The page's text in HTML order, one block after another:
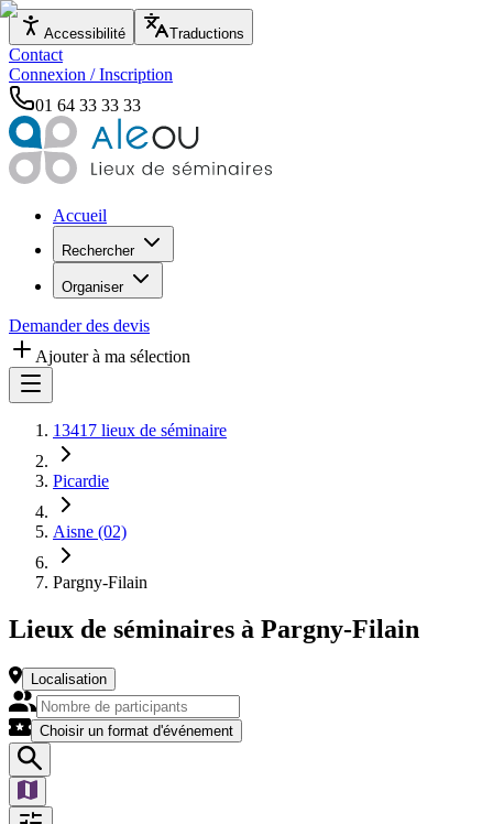
Accessibilité Traductions
Contact
Connexion / Inscription
01 64 33 33 33
Accueil
Rechercher
Organiser
Demander des devis
Ajouter à ma sélection
13417 lieux de séminaire
Picardie
Aisne (02)
Pargny-Filain
Lieux de séminaires à Pargny-Filain
Localisation
Choisir un format d'événement